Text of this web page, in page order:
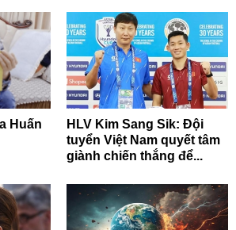
Huấn
HLV Kim Sang Sik: Đội
tuyển Việt Nam quyết tâm
giành chiến thắng để...